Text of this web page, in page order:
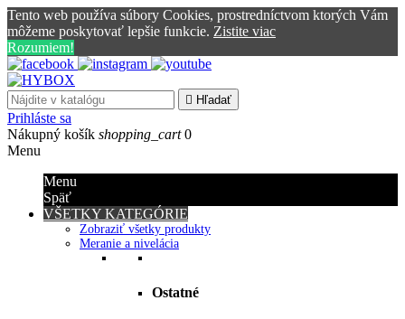
Tento web používa súbory Cookies, prostredníctvom ktorých Vám
môžeme poskytovať lepšie funkcie. Zistite viac
Rozumiem!
 Hľadať
Prihláste sa
Nákupný košík shopping_cart 0
Menu
Menu
Späť
VŠETKY KATEGÓRIE
Zobraziť všetky produkty
Meranie a nivelácia
Ostatné